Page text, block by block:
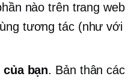
nào trên trang web
tương tác (như với
bạn. Bản thân các